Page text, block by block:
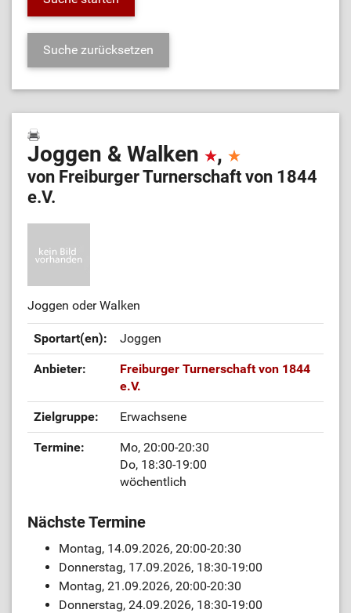
Joggen & Walken ,
von Freiburger Turnerschaft von 1844
e.V.
Joggen oder Walken
Sportart(en): Joggen
Anbieter:
Freiburger Turnerschaft von 1844
e.V.
Zielgruppe: Erwachsene
Termine:
Mo, 20:00-20:30
Do, 18:30-19:00
wöchentlich
Nächste Termine
Montag, 14.09.2026, 20:00-20:30
Donnerstag, 17.09.2026, 18:30-19:00
Montag, 21.09.2026, 20:00-20:30
Donnerstag, 24.09.2026, 18:30-19:00